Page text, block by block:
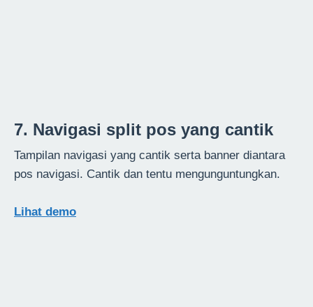
7. Navigasi split pos yang cantik
Tampilan navigasi yang cantik serta banner diantara
pos navigasi. Cantik dan tentu mengunguntungkan.
Lihat demo